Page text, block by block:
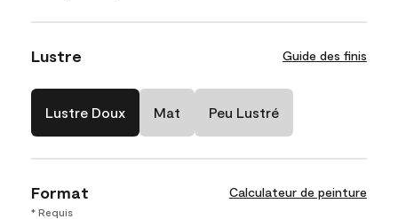
Lustre Guide des finis
Lustre Doux Mat Peu Lustré
Format Calculateur de peinture
* Requis